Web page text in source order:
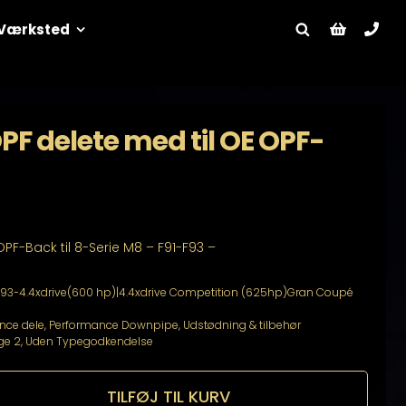
delete med til OE OPF-
Back til 8-Serie M8 – F91-F93 –
F93-4.4xdrive(600 hp)|4.4xdrive Competition (625hp)Gran Coupé
dele, Performance Downpipe, Udstødning & tilbehør
2, Uden Typegodkendelse
TILFØJ TIL KURV